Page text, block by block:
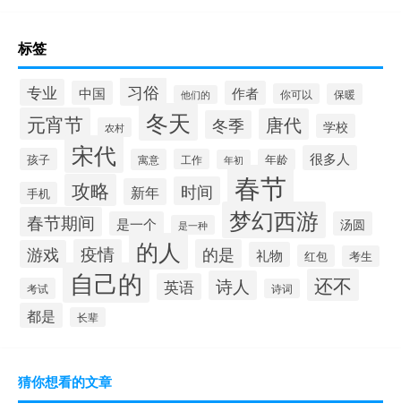
标签
专业 中国 习俗 他们的 作者 你可以 保暖
元宵节 农村 冬天 冬季 唐代 学校
孩子 宋代 寓意 工作 年初 年龄 很多人
手机 攻略 新年 时间 春节
春节期间 是一个 是一种 梦幻西游 汤圆
游戏 疫情 的人 的是 礼物 红包
考生
考试
自己的 英语 诗人 诗词 还不
都是 长辈
猜你想看的文章